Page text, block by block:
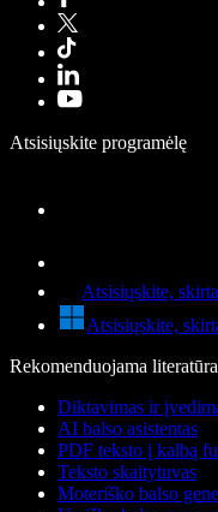
Atsisiųskite programėlę
Atsisiųskite,
Atsisiųskite,
Rekomenduojama literatūra
Diktavimas ir
AI balso asistentas
PDF teksto į kalbą
Teksto skaitytuvas
Moteriško balso